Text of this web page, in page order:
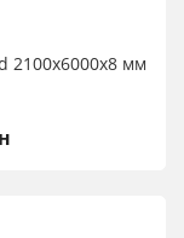
2100х6000х8 мм